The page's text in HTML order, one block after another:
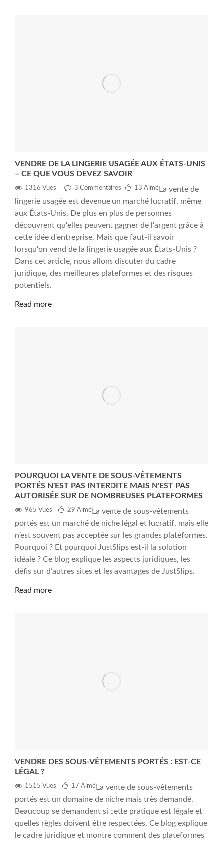
VENDRE DE LA LINGERIE USAGÉE AUX ÉTATS-UNIS
– CE QUE VOUS DEVEZ SAVOIR
1316 Vues 3 Commentaires 13 Aimé La vente de
lingerie usagée est devenue un marché lucratif, même
aux États-Unis. De plus en plus de personnes
découvrent qu'elles peuvent gagner de l'argent grâce à
cette idée d'entreprise. Mais que faut-il savoir
lorsqu'on vend de la lingerie usagée aux États-Unis ?
Dans cet article, nous allons discuter du cadre
juridique, des meilleures plateformes et des risques
potentiels.
Read more
POURQUOI LA VENTE DE SOUS-VÊTEMENTS
PORTÉS N'EST PAS INTERDITE MAIS N'EST PAS
AUTORISÉE SUR DE NOMBREUSES PLATEFORMES
965 Vues 29 Aimé La vente de sous-vêtements
portés est un marché de niche légal et lucratif, mais elle
n’est souvent pas acceptée sur les grandes plateformes.
Pourquoi ? Et pourquoi JustSlips est-il la solution
idéale ? Ce blog explique les aspects juridiques, les
défis sur d’autres sites et les avantages de JustSlips.
Read more
VENDRE DES SOUS-VÊTEMENTS PORTÉS : EST-CE
LÉGAL ?
1515 Vues 17 Aimé La vente de sous-vêtements
portés est un domaine de niche mais très demandé.
Beaucoup se demandent si cette pratique est légale et
quelles règles doivent être respectées. Ce blog explique
le cadre juridique et montre comment des plateformes